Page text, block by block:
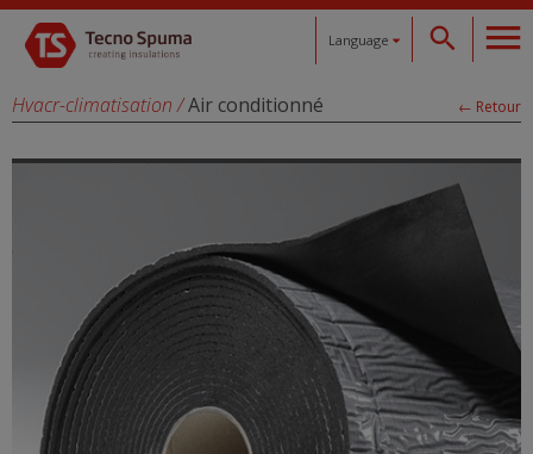
Language
Español
Català
Deutsch
Hvacr-climatisation/Air conditionné ← Retour